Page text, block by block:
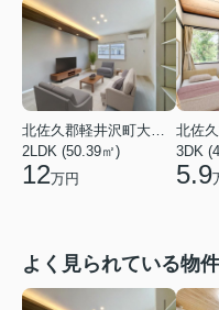
北佐久郡軽井沢町大字長倉
2LDK (50.39㎡)
12万円
3DK
5.9
よく見られている物件